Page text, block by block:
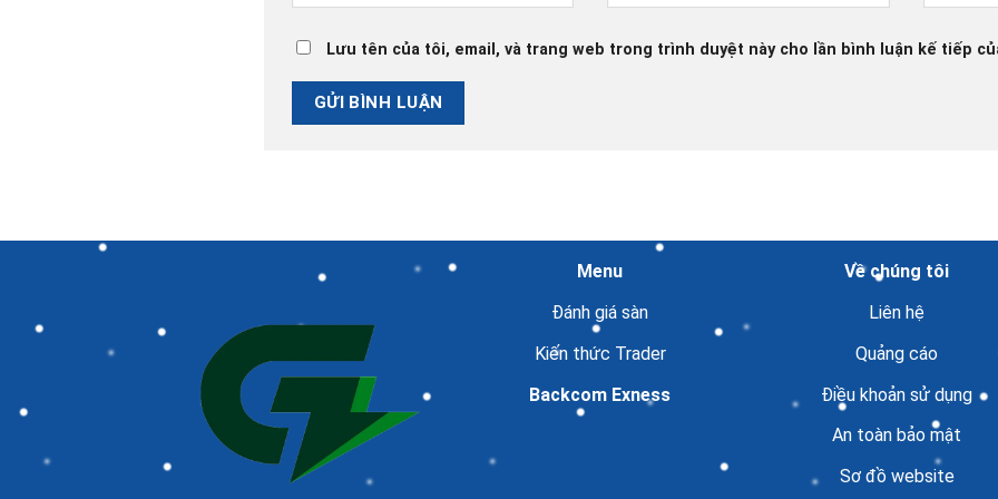
Lưu tên của tôi, email, và trang web trong trình duyệt này cho lần bình luận kế tiếp
Menu
Đánh giá sàn
Kiến thức Trader
Backcom Exness
Về chúng tôi
Liên hệ
Quảng cáo
Điều khoản sử dụng
An toàn bảo mật
Sơ đồ website